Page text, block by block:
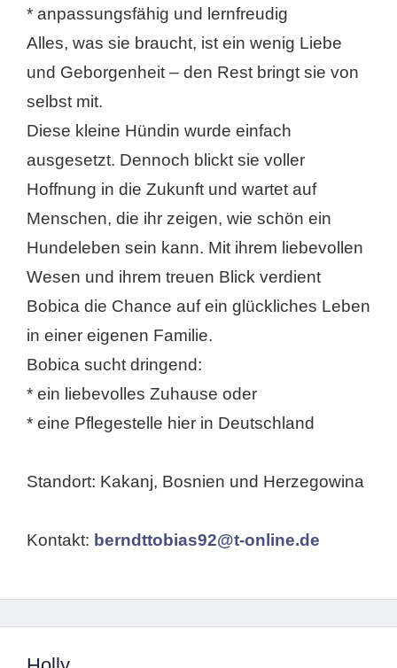
* anpassungsfähig und lernfreudig
Alles, was sie braucht, ist ein wenig Liebe
und Geborgenheit – den Rest bringt sie von
selbst mit.
Diese kleine Hündin wurde einfach
ausgesetzt. Dennoch blickt sie voller
Hoffnung in die Zukunft und wartet auf
Menschen, die ihr zeigen, wie schön ein
Hundeleben sein kann. Mit ihrem liebevollen
Wesen und ihrem treuen Blick verdient
Bobica die Chance auf ein glückliches Leben
in einer eigenen Familie.
Bobica sucht dringend:
* ein liebevolles Zuhause oder
* eine Pflegestelle hier in Deutschland
Standort: Kakanj, Bosnien und Herzegowina
Kontakt: berndttobias92@t-online.de